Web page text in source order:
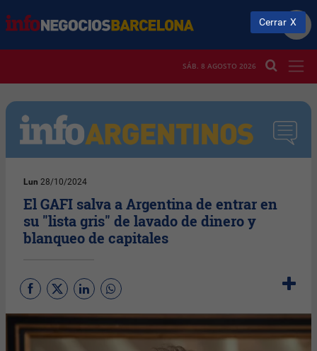
SÁB. 8 AGOSTO 2026
Lun 28/10/2024
El GAFI salva a Argentina de entrar en
su "lista gris" de lavado de dinero y
blanqueo de capitales
Cerrar